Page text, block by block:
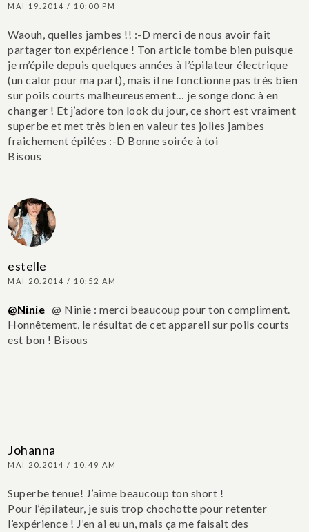
MAI 19.2014 / 10:00 PM
Waouh, quelles jambes !! :-D merci de nous avoir fait
partager ton expérience ! Ton article tombe bien puisque
je m’épile depuis quelques années à l’épilateur électrique
(un calor pour ma part), mais il ne fonctionne pas très bien
sur poils courts malheureusement… je songe donc à en
changer ! Et j’adore ton look du jour, ce short est vraiment
superbe et met très bien en valeur tes jolies jambes
fraichement épilées :-D Bonne soirée à toi
Bisous
estelle
MAI 20.2014 / 10:52 AM
@Ninie @ Ninie : merci beaucoup pour ton compliment.
Honnêtement, le résultat de cet appareil sur poils courts
est bon ! Bisous
Johanna
MAI 20.2014 / 10:49 AM
Superbe tenue! J’aime beaucoup ton short !
Pour l’épilateur, je suis trop chochotte pour retenter
l’expérience ! J’en ai eu un, mais ça me faisait des